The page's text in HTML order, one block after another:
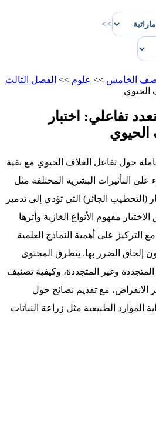
>>
الخامس >> علوم >> الفصل الثالث
الحيوي
تفاعلي: اختبار
الحيوي
حول تفاعل الغلاف الحيوي مع بقية
التأثيرات البشرية المختلفة مثل
(التحطيب الجائر) التي تؤدي إلى تدمير
مفهوم الأنواع الغازية وأثرها
التركيز على أهمية النماذج العلمية
إلحاق الضرر بها. يتطرق المحتوى
المتجددة وغير المتجددة، وكيفية تصنيف
الانقراض، مع تقديم نصائح حول
الموارد الطبيعية مثل زراعة النباتات